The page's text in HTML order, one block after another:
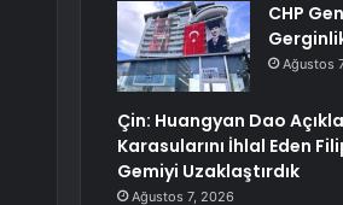
CHP
Ağustos
Çin: Huangyan Dao
Karasularını İhlal Eden
Gemiyi Uzaklaştırdık
Ağustos 7, 2026